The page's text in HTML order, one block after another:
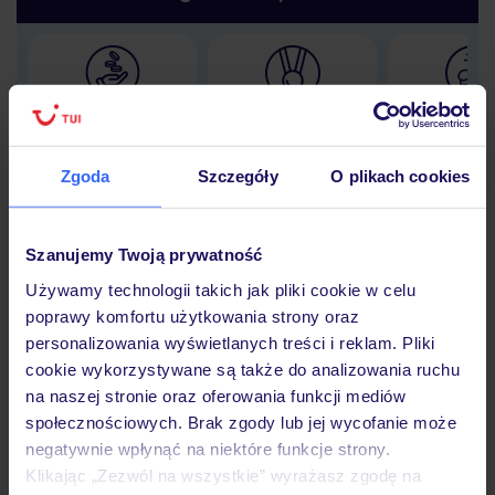
Zgoda Szczegóły O plikach cookies
Szanujemy Twoją prywatność
Używamy technologii takich jak pliki cookie w celu
poprawy komfortu użytkowania strony oraz
personalizowania wyświetlanych treści i reklam. Pliki
cookie wykorzystywane są także do analizowania ruchu
na naszej stronie oraz oferowania funkcji mediów
społecznościowych. Brak zgody lub jej wycofanie może
negatywnie wpłynąć na niektóre funkcje strony.
Klikając „Zezwól na wszystkie” wyrażasz zgodę na
Lider niskich cen 30 lat w
Hotel
Opinie
Pokoje